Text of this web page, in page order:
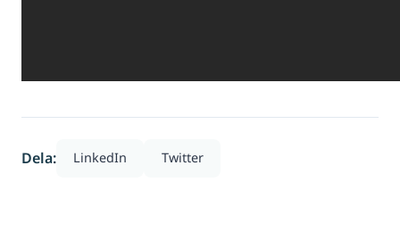
Dela: LinkedIn Twitter